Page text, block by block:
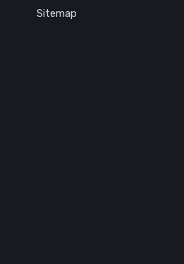
Sitemap